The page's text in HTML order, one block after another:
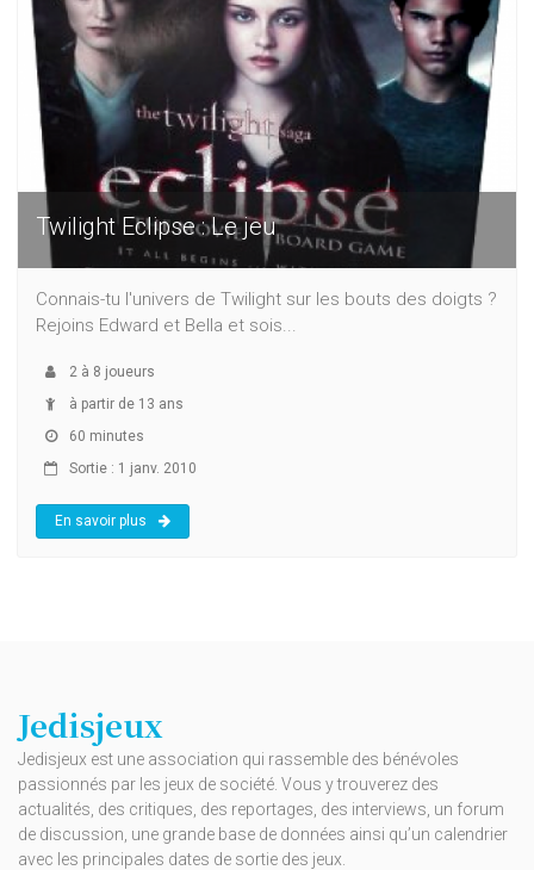
Twilight Eclipse : Le jeu
Connais-tu l'univers de Twilight sur les bouts des doigts ?
Rejoins Edward et Bella et sois...
2 à 8 joueurs
à partir de 13 ans
60 minutes
Sortie : 1 janv. 2010
En savoir plus
Jedisjeux
Jedisjeux est une association qui rassemble des bénévoles
passionnés par les jeux de société. Vous y trouverez des
actualités, des critiques, des reportages, des interviews, un forum
de discussion, une grande base de données ainsi qu’un calendrier
avec les principales dates de sortie des jeux.